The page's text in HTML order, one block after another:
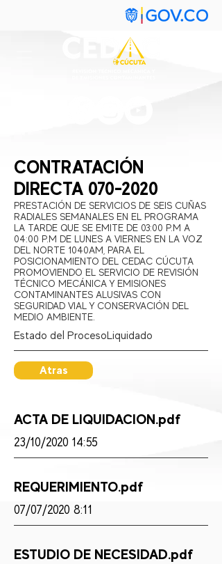
CONTRATACIÓN
DIRECTA 070-2020
PRESTACIÓN DE SERVICIOS DE SEIS CUÑAS
RADIALES SEMANALES EN EL PROGRAMA
LA TARDE QUE SE EMITE DE 03:00 P.M A
04:00 P.M DE LUNES A VIERNES EN LA VOZ
DEL NORTE 1040AM, PARA EL
POSICIONAMIENTO DEL CEDAC CÚCUTA
PROMOVIENDO EL SERVICIO DE REVISIÓN
TÉCNICO MECÁNICA Y EMISIONES
CONTAMINANTES ALUSIVAS CON
SEGURIDAD VIAL Y CONSERVACIÓN DEL
MEDIO AMBIENTE.
Estado del Proceso:Liquidado
Atras
ACTA DE LIQUIDACION.pdf
23/10/2020 14:55
REQUERIMIENTO.pdf
07/07/2020 8:11
ESTUDIO DE NECESIDAD.pdf